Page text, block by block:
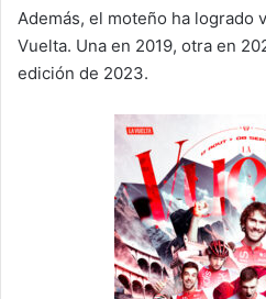
Además, el moteño ha logrado
Vuelta. Una en 2019, otra en
edición de 2023.